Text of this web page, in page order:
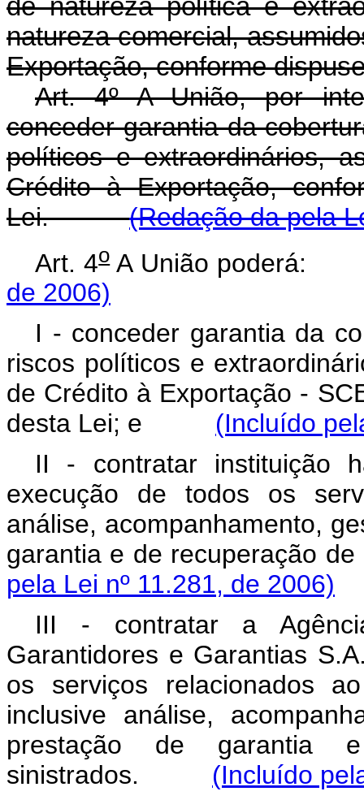
de natureza política e
natureza comercial,
Exportação, conforme
Art. 4º A União, por
conceder garantia da
políticos e extraordinários,
Crédito à Exportação,
Lei.(Redação da pela
Art. 4oA União
de 2006)
I - conceder garantia da
riscos políticos e
de Crédito à Exportação -
desta Lei; e (Incluído
II - contratar instituição
execução de todos os
análise, acompanhamento,
garantia e de
pela Lei nº 11.281, de 2006)
III - contratar a
Garantidores e Garantias
os serviços relacionados
inclusive análise,
prestação de garantia
sinistrados. (Incluído